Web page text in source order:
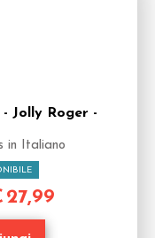
- Jolly Roger -
in Italiano
27,99